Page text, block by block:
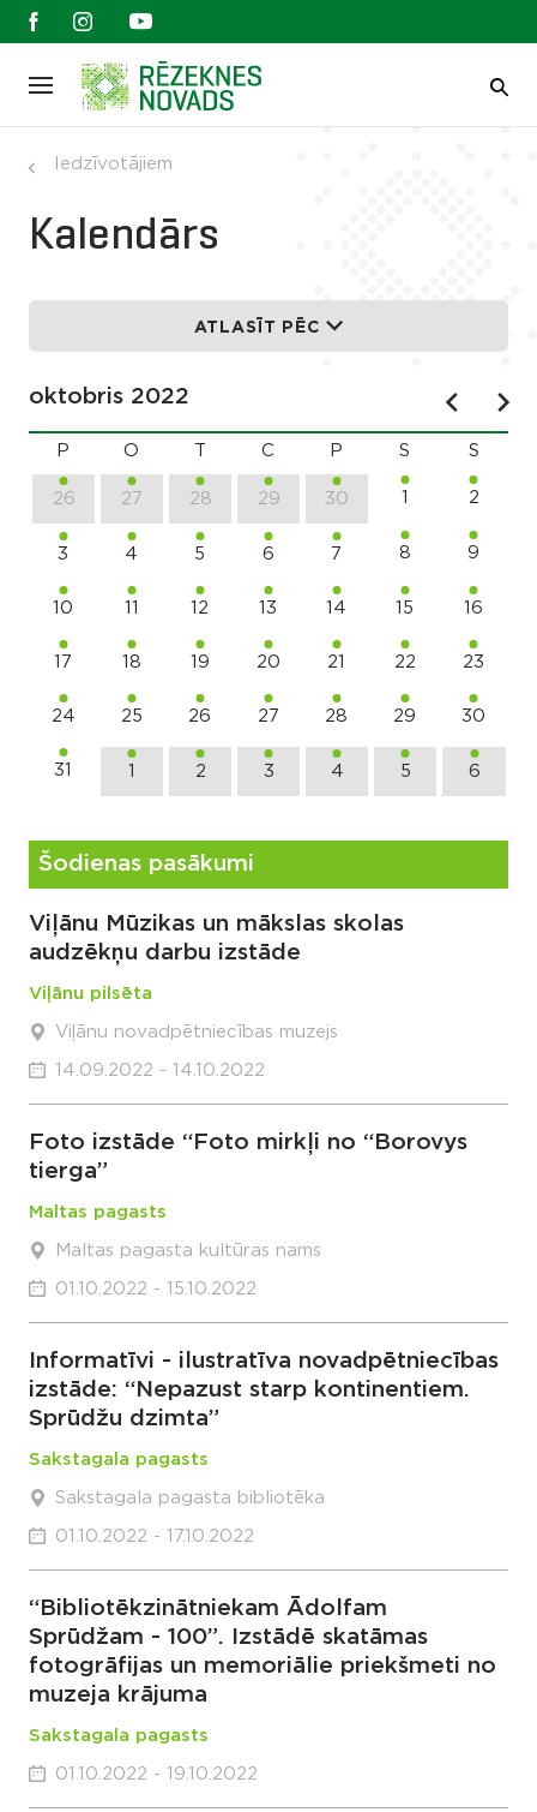
Iedzīvotājiem
Kalendārs
ATLASĪT PĒC
oktobris 2022
P O C P S S
26 27 28 29 30 1 2
3 4 5 6 7 8 9
10 11 12 13 14 15 16
17 18 19 20 21 22 23
24 25 26 27 28 29 30
31 1 2 3 4 5 6
Šodienas pasākumi
Viļānu Mūzikas un mākslas skolas
audzēkņu darbu izstāde
Viļānu pilsēta
Viļānu novadpētniecības muzejs
14.09.2022 - 14.10.2022
Foto izstāde “Foto mirkļi no “Borovys
tierga”
Maltas pagasts
Maltas pagasta kultūras nams
01.10.2022 - 15.10.2022
Informatīvi - ilustratīva novadpētniecības
izstāde: “Nepazust starp kontinentiem.
Sprūdžu dzimta”
Sakstagala pagasts
Sakstagala pagasta bibliotēka
01.10.2022 - 17.10.2022
“Bibliotēkzinātniekam Ādolfam
Sprūdžam - 100”. Izstādē skatāmas
fotogrāfijas un memoriālie priekšmeti no
muzeja krājuma
Sakstagala pagasts
01.10.2022 - 19.10.2022